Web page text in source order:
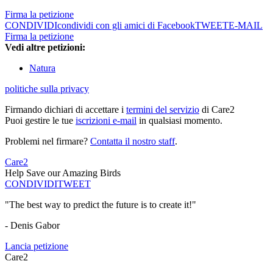
Firma la petizione
CONDIVIDIcondividi con gli amici di FacebookTWEETE-MAIL
Firma la petizione
Vedi altre petizioni:
Natura
politiche sulla privacy
Firmando dichiari di accettare i termini del servizio di Care2
Puoi gestire le tue iscrizioni e-mail in qualsiasi momento.
Problemi nel firmare? Contatta il nostro staff.
Care2
Help Save our Amazing Birds
CONDIVIDITWEET
"The best way to predict the future is to create it!"
- Denis Gabor
Lancia petizione
Care2